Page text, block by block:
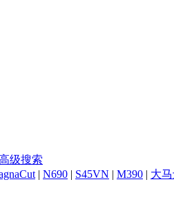
级搜索
| N690 | S45VN | M390 | 大